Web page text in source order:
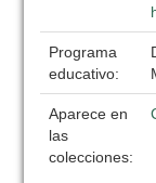
Programa
educativo:
Aparece en
las
colecciones: